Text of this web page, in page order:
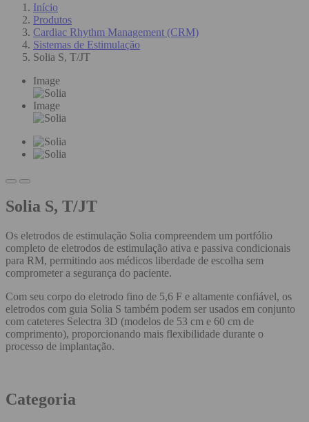
Início
Produtos
Cardiac Rhythm Management (CRM)
Sistemas de Estimulação
Solia S, T/JT
Image
Image
Solia S, T/JT
Os eletrodos de estimulação Solia compreendem um portfólio
completo de eletrodos de estimulação ativa e passiva condicionais
para RM, permitindo aos médicos liberdade de escolha sem
comprometer a segurança do paciente.
Com seu corpo do eletrodo fino de 5,6 F e altamente confiável, os
eletrodos com guia Solia S também podem ser usados em conjunto
com cateteres Selectra 3D (modelos de 53 cm e 60 cm de
comprimento), proporcionando mais flexibilidade durante o
processo de implantação.
Categoria